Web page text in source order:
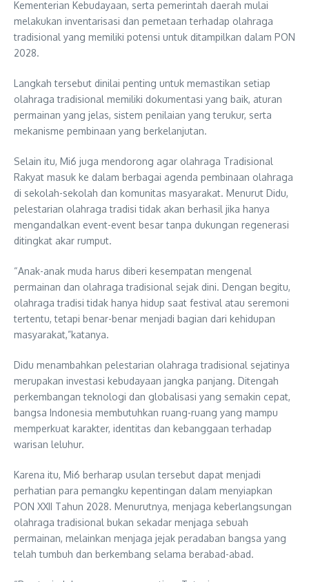
Kementerian Kebudayaan, serta pemerintah daerah mulai
melakukan inventarisasi dan pemetaan terhadap olahraga
tradisional yang memiliki potensi untuk ditampilkan dalam PON
2028.
Langkah tersebut dinilai penting untuk memastikan setiap
olahraga tradisional memiliki dokumentasi yang baik, aturan
permainan yang jelas, sistem penilaian yang terukur, serta
mekanisme pembinaan yang berkelanjutan.
Selain itu, Mi6 juga mendorong agar olahraga Tradisional
Rakyat masuk ke dalam berbagai agenda pembinaan olahraga
di sekolah-sekolah dan komunitas masyarakat. Menurut Didu,
pelestarian olahraga tradisi tidak akan berhasil jika hanya
mengandalkan event-event besar tanpa dukungan regenerasi
ditingkat akar rumput.
“Anak-anak muda harus diberi kesempatan mengenal
permainan dan olahraga tradisional sejak dini. Dengan begitu,
olahraga tradisi tidak hanya hidup saat festival atau seremoni
tertentu, tetapi benar-benar menjadi bagian dari kehidupan
masyarakat,”katanya.
Didu menambahkan pelestarian olahraga tradisional sejatinya
merupakan investasi kebudayaan jangka panjang. Ditengah
perkembangan teknologi dan globalisasi yang semakin cepat,
bangsa Indonesia membutuhkan ruang-ruang yang mampu
memperkuat karakter, identitas dan kebanggaan terhadap
warisan leluhur.
Karena itu, Mi6 berharap usulan tersebut dapat menjadi
perhatian para pemangku kepentingan dalam menyiapkan
PON XXII Tahun 2028. Menurutnya, menjaga keberlangsungan
olahraga tradisional bukan sekadar menjaga sebuah
permainan, melainkan menjaga jejak peradaban bangsa yang
telah tumbuh dan berkembang selama berabad-abad.